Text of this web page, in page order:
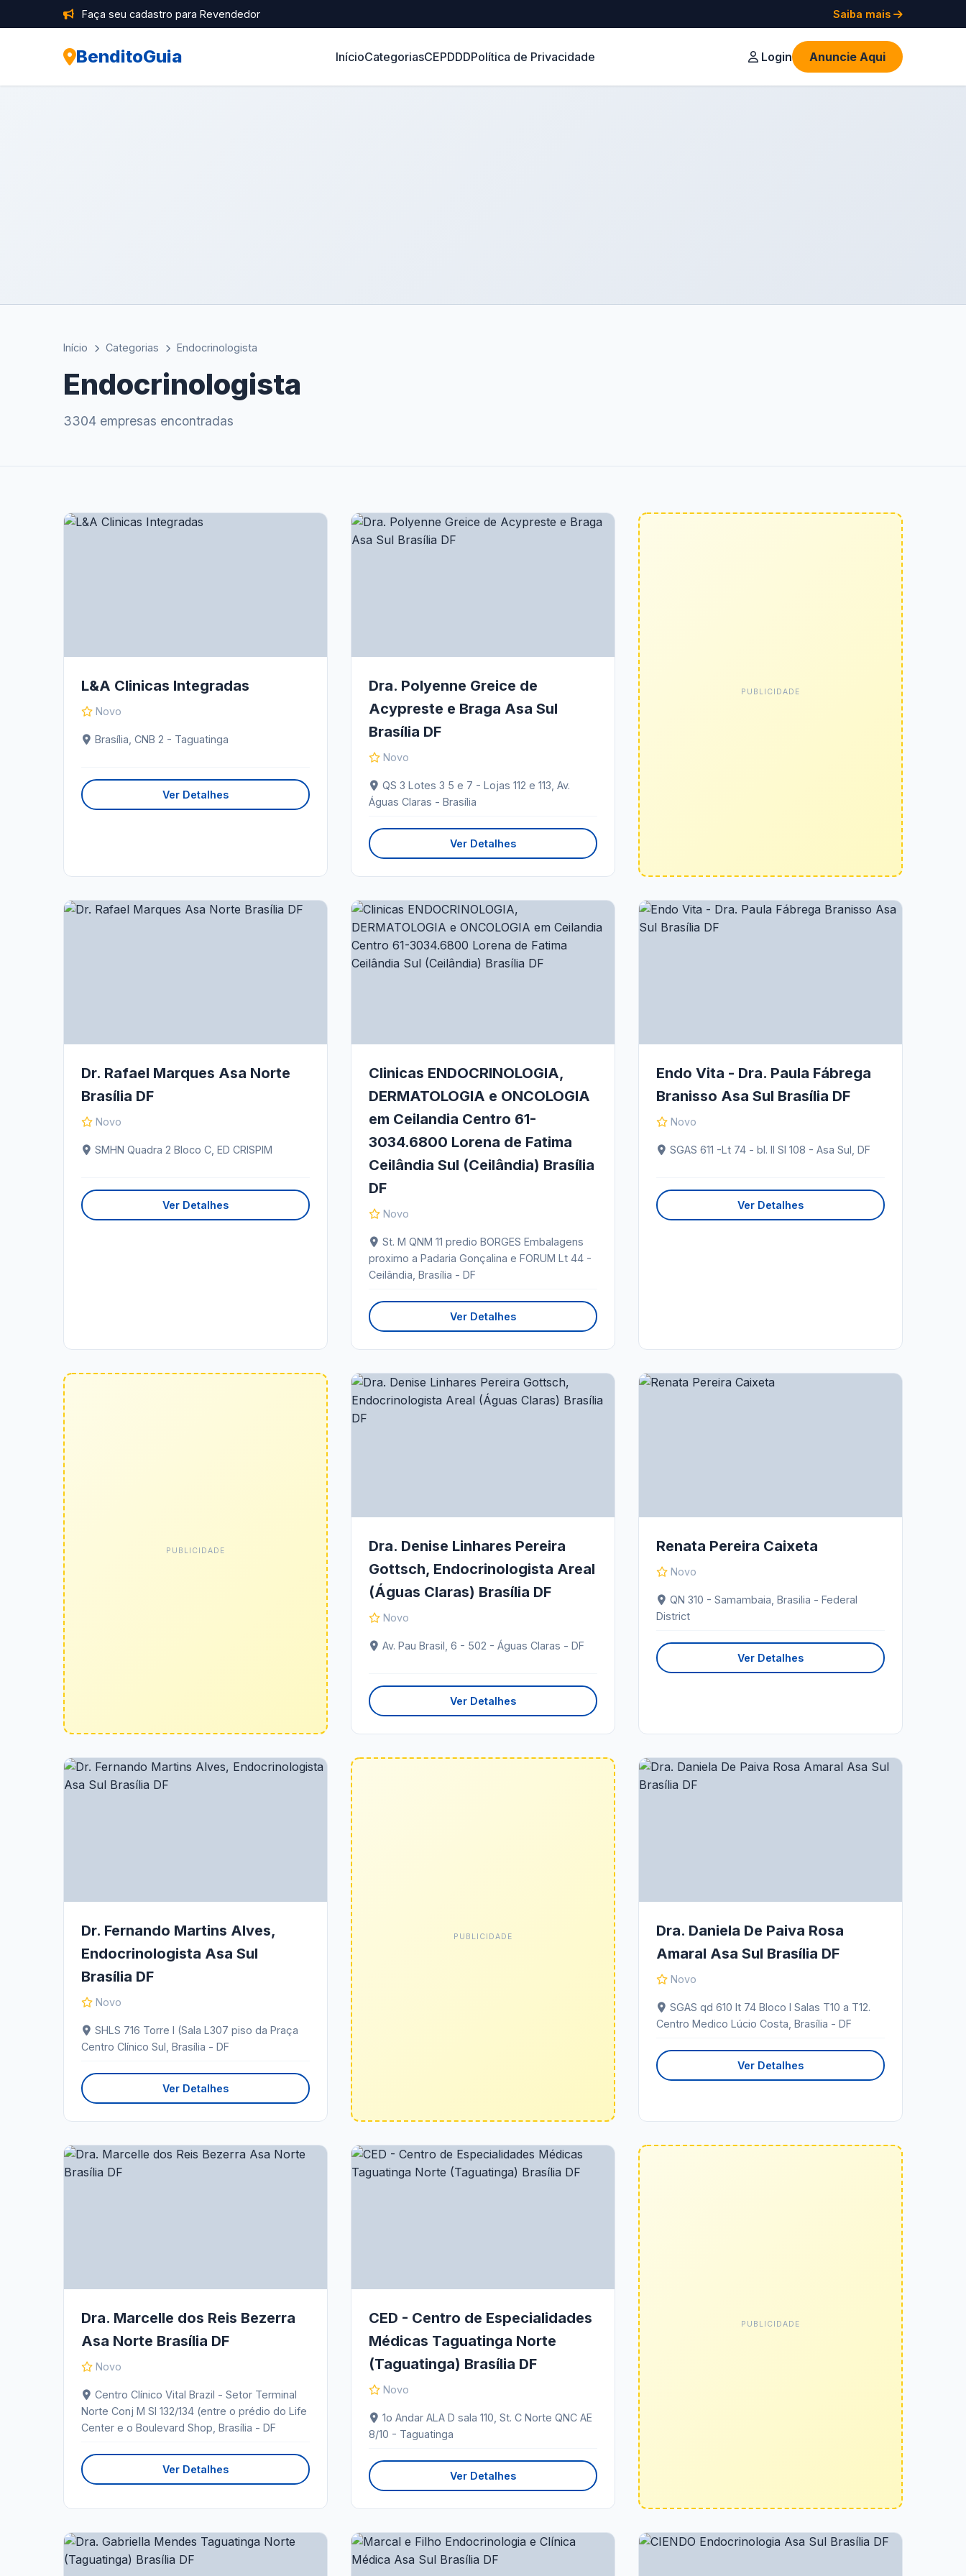
Faça seu cadastro para Revendedor Saiba mais
BenditoGuia InícioCategoriasCEPDDDPolítica de Privacidade Login Anuncie Aqui
Início Categorias Endocrinologista
Endocrinologista
3304 empresas encontradas
L&A Clinicas Integradas
Novo
Brasília, CNB 2 - Taguatinga
Ver Detalhes
Dra. Polyenne Greice de
Acypreste e Braga Asa Sul
Brasília DF
Novo
QS 3 Lotes 3 5 e 7 - Lojas 112 e 113, Av.
Águas Claras - Brasília
Ver Detalhes
Dr. Rafael Marques Asa Norte
Brasília DF
Novo
SMHN Quadra 2 Bloco C, ED CRISPIM
Ver Detalhes
Clinicas ENDOCRINOLOGIA,
DERMATOLOGIA e ONCOLOGIA
em Ceilandia Centro 61-
3034.6800 Lorena de Fatima
Ceilândia Sul (Ceilândia) Brasília
DF
Novo
St. M QNM 11 predio BORGES Embalagens
proximo a Padaria Gonçalina e FORUM Lt 44 -
Ceilândia, Brasília - DF
Ver Detalhes
Endo Vita - Dra. Paula Fábrega
Branisso Asa Sul Brasília DF
Novo
SGAS 611 -Lt 74 - bl. II Sl 108 - Asa Sul, DF
Ver Detalhes
Dra. Denise Linhares Pereira
Gottsch, Endocrinologista Areal
(Águas Claras) Brasília DF
Novo
Av. Pau Brasil, 6 - 502 - Águas Claras - DF
Ver Detalhes
Renata Pereira Caixeta
Novo
QN 310 - Samambaia, Brasilia - Federal
District
Ver Detalhes
Dr. Fernando Martins Alves,
Endocrinologista Asa Sul
Brasília DF
Novo
SHLS 716 Torre I (Sala L307 piso da Praça
Centro Clínico Sul, Brasília - DF
Ver Detalhes
Dra. Daniela De Paiva Rosa
Amaral Asa Sul Brasília DF
Novo
SGAS qd 610 lt 74 Bloco I Salas T10 a T12.
Centro Medico Lúcio Costa, Brasília - DF
Ver Detalhes
Dra. Marcelle dos Reis Bezerra
Asa Norte Brasília DF
Novo
Centro Clínico Vital Brazil - Setor Terminal
Norte Conj M Sl 132/134 (entre o prédio do Life
Center e o Boulevard Shop, Brasília - DF
Ver Detalhes
CED - Centro de Especialidades
Médicas Taguatinga Norte
(Taguatinga) Brasília DF
Novo
1o Andar ALA D sala 110, St. C Norte QNC AE
8/10 - Taguatinga
Ver Detalhes